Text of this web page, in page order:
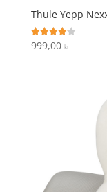
Thule Yepp
Vurderet
4.1
999,00 kr.